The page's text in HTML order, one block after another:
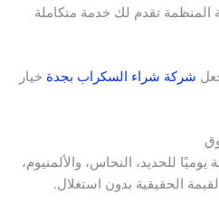
تقدم لك خدمة متكاملة
شركة شراء السكراب بجدة خيار
للحديد، النحاس، والألمنيوم،
الحقيقية بدون استغلال.